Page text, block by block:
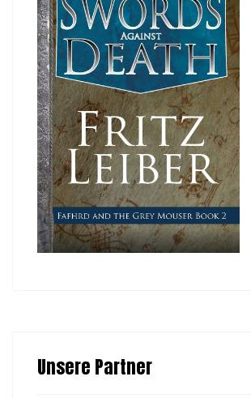
Unsere Partner